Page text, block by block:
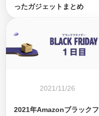
ったガジェットまとめ
2021/11/26
2021年Amazonブラックフ